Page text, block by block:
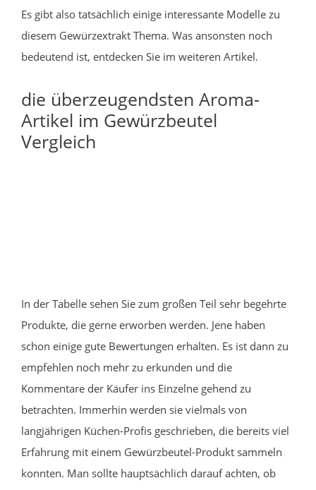
Es gibt also tatsächlich einige interessante Modelle zu
diesem Gewürzextrakt Thema. Was ansonsten noch
bedeutend ist, entdecken Sie im weiteren Artikel.
die überzeugendsten Aroma-
Artikel im Gewürzbeutel
Vergleich
In der Tabelle sehen Sie zum großen Teil sehr begehrte
Produkte, die gerne erworben werden. Jene haben
schon einige gute Bewertungen erhalten. Es ist dann zu
empfehlen noch mehr zu erkunden und die
Kommentare der Käufer ins Einzelne gehend zu
betrachten. Immerhin werden sie vielmals von
langjährigen Küchen-Profis geschrieben, die bereits viel
Erfahrung mit einem Gewürzbeutel-Produkt sammeln
konnten. Man sollte hauptsächlich darauf achten, ob